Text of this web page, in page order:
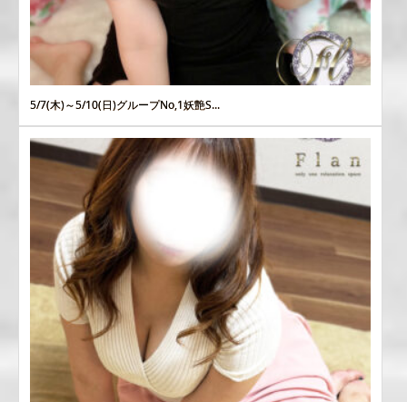
5/7(木)～5/10(日)グループNo,1妖艶S...